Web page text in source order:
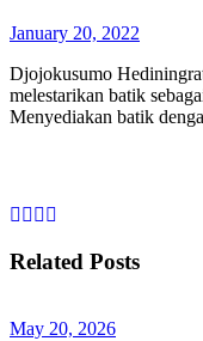
January 20, 2022
Djojokusumo
melestarikan batik
Menyediakan batik
Related Posts
May 20, 2026